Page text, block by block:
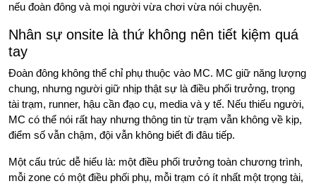
nếu đoàn đông và mọi người vừa chơi vừa nói chuyện.
Nhân sự onsite là thứ không nên tiết kiệm quá
tay
Đoàn đông không thể chỉ phụ thuộc vào MC. MC giữ năng lượng
chung, nhưng người giữ nhịp thật sự là điều phối trưởng, trọng
tài trạm, runner, hậu cần đạo cụ, media và y tế. Nếu thiếu người,
MC có thể nói rất hay nhưng thông tin từ trạm vẫn không về kịp,
điểm số vẫn chậm, đội vẫn không biết đi đâu tiếp.
Một cấu trúc dễ hiểu là: một điều phối trưởng toàn chương trình,
mỗi zone có một điều phối phụ, mỗi trạm có ít nhất một trọng tài,